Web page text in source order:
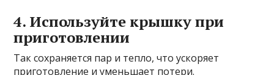
4. Используйте крышку при
приготовлении
Так сохраняется пар и тепло, что ускоряет
приготовление и уменьшает потери.